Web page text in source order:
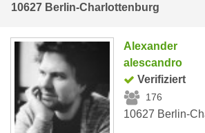
10627 Berlin-Charlottenburg
Alexander
alescandro
Verifiziert
176
10627 Berlin-